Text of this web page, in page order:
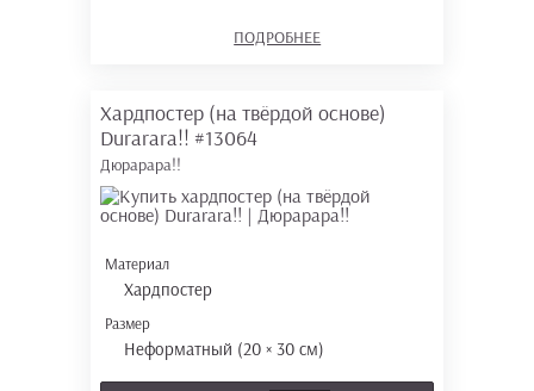
ПОДРОБНЕЕ
Хардпостер (на твёрдой основе)
Durarara!! #13064
Дюрарара!!
Материал
Хардпостер
Размер
Неформатный (20 × 30 см)